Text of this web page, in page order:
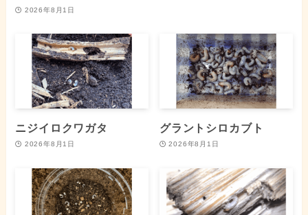
2026年8月1日
ニジイロクワガタ
2026年8月1日
グラントシロカブト
2026年8月1日